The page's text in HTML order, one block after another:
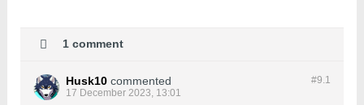
1 comment
#9.1
Husk10 commented
17 December 2023, 13:01